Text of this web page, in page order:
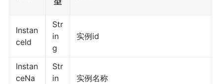
Instan
ceId
Str
in
g
实例id
Instan
ceNa
Str
in
实例名称